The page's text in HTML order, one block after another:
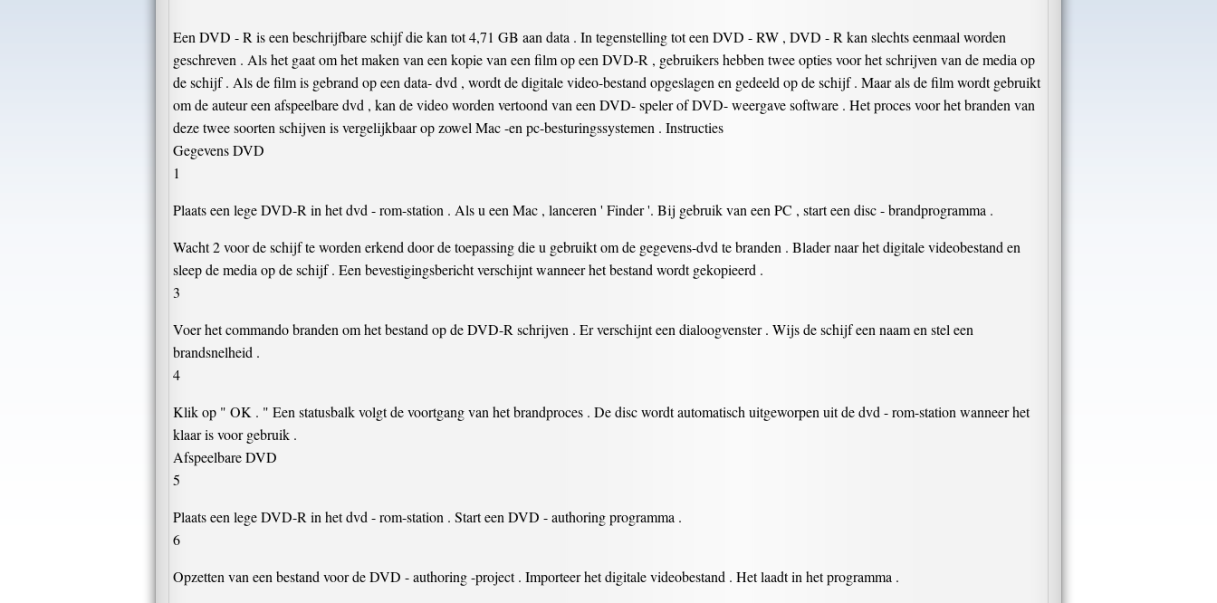
Een DVD - R is een beschrijfbare schijf die kan tot 4,71 GB aan data . In tegenstelling tot een DVD - RW , DVD - R kan slechts eenmaal worden
geschreven . Als het gaat om het maken van een kopie van een film op een DVD-R , gebruikers hebben twee opties voor het schrijven van de media op
de schijf . Als de film is gebrand op een data- dvd , wordt de digitale video-bestand opgeslagen en gedeeld op de schijf . Maar als de film wordt gebruikt
om de auteur een afspeelbare dvd , kan de video worden vertoond van een DVD- speler of DVD- weergave software . Het proces voor het branden van
deze twee soorten schijven is vergelijkbaar op zowel Mac -en pc-besturingssystemen . Instructies
Gegevens DVD
1
Plaats een lege DVD-R in het dvd - rom-station . Als u een Mac , lanceren ' Finder '. Bij gebruik van een PC , start een disc - brandprogramma .
Wacht 2 voor de schijf te worden erkend door de toepassing die u gebruikt om de gegevens-dvd te branden . Blader naar het digitale videobestand en
sleep de media op de schijf . Een bevestigingsbericht verschijnt wanneer het bestand wordt gekopieerd .
3
Voer het commando branden om het bestand op de DVD-R schrijven . Er verschijnt een dialoogvenster . Wijs de schijf een naam en stel een
brandsnelheid .
4
Klik op " OK . " Een statusbalk volgt de voortgang van het brandproces . De disc wordt automatisch uitgeworpen uit de dvd - rom-station wanneer het
klaar is voor gebruik .
Afspeelbare DVD
5
Plaats een lege DVD-R in het dvd - rom-station . Start een DVD - authoring programma .
6
Opzetten van een bestand voor de DVD - authoring -project . Importeer het digitale videobestand . Het laadt in het programma .